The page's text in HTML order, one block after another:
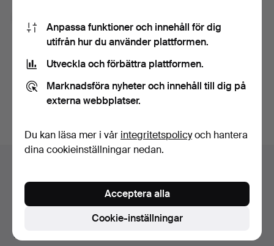
användarvillkoren,köpvillkoren samt bekräftar att jag
har tagit del avintegritetspolicyn.
Skapa konto
Sidfotsnavigation
Kontakta support
Alla auktionshus
Vi skickar med
Anpassa funktioner och innehåll för dig
utifrån hur du använder plattformen.
Utveckla och förbättra plattformen.
Marknadsföra nyheter och innehåll till dig på
externa webbplatser.
Du kan läsa mer i vår integritetspolicyoch hantera
dina cookieinställningar nedan.
Cookie-inställningar
Acceptera alla